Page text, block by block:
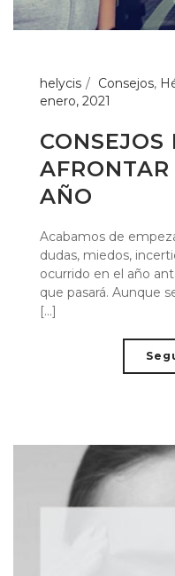
helycis Consejos,
enero, 2021
CONSEJOS
AÑO
Acabamos de
dudas, miedos,
ocurrido en el año
que pasará. Aunque
[...]